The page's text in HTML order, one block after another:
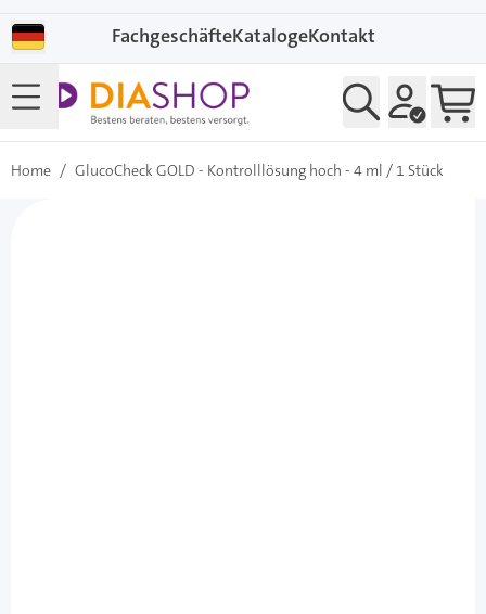
FachgeschäfteKatalogeKontakt
Home / GlucoCheck GOLD - Kontrolllösung hoch - 4 ml / 1 Stück